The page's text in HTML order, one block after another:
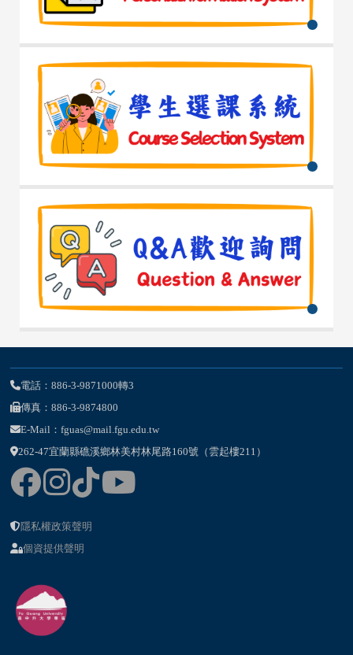
電話：886-3-9871000轉3
傳真：886-3-9874800
E-Mail：fguas@mail.fgu.edu.tw
262-47宜蘭縣礁溪鄉林美村林尾路160號（雲起樓211）
隱私權政策聲明
個資提供聲明